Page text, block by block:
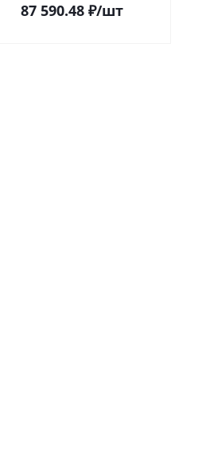
87 590.48 ₽/шт